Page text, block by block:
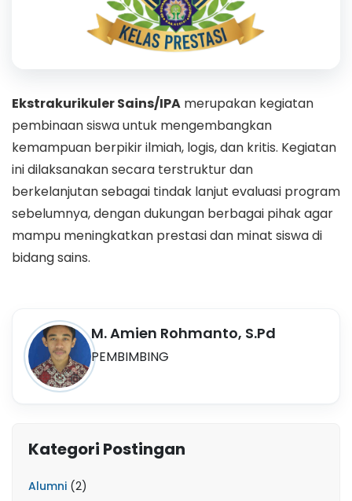
Ekstrakurikuler Sains/IPA merupakan kegiatan
pembinaan siswa untuk mengembangkan
kemampuan berpikir ilmiah, logis, dan kritis. Kegiatan
ini dilaksanakan secara terstruktur dan
berkelanjutan sebagai tindak lanjut evaluasi program
sebelumnya, dengan dukungan berbagai pihak agar
mampu meningkatkan prestasi dan minat siswa di
bidang sains.
M. Amien Rohmanto, S.Pd
PEMBIMBING
Kategori Postingan
Alumni (2)